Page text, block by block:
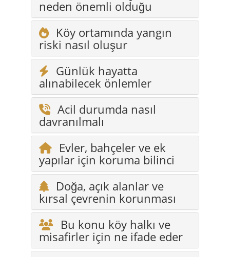
Günlük hayatta
alınabilecek önlemler
Acil durumda nasıl
davranılmalı
Evler, bahçeler ve ek
yapılar için koruma bilinci
Doğa, açık alanlar ve
kırsal çevrenin korunması
Bu konu köy halkı ve
misafirler için ne ifade eder
Camlik için pratik
güvenlik önerileri
Erişilebilirlik / Konfor